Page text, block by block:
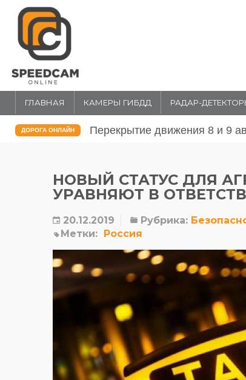
ГЛАВНАЯ КАМЕРЫ ГИБДД РАДАР-
ДОРОГА ОНЛАЙН Перекрытие движения 31
НОВЫЙ СТАТУС ДЛЯ
УРАВНЯЮТ В
20.12.2019 Рубрика:
Метки: Россия